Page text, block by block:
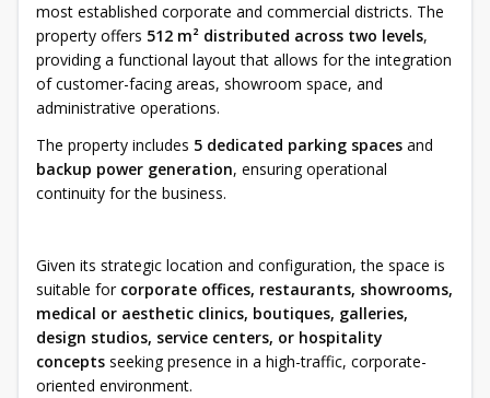
most established corporate and commercial districts. The
property offers 512 m² distributed across two levels,
providing a functional layout that allows for the integration
of customer-facing areas, showroom space, and
administrative operations.
The property includes 5 dedicated parking spaces and
backup power generation, ensuring operational
continuity for the business.
Given its strategic location and configuration, the space is
suitable for corporate offices, restaurants, showrooms,
medical or aesthetic clinics, boutiques, galleries,
design studios, service centers, or hospitality
concepts seeking presence in a high-traffic, corporate-
oriented environment.